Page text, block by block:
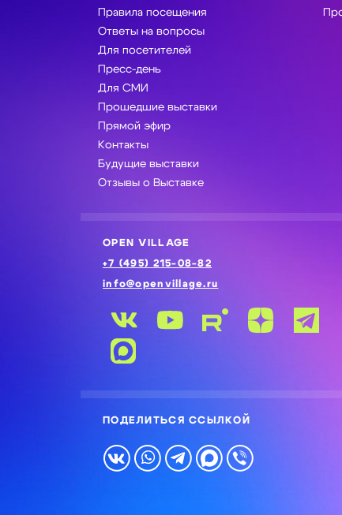
Правила посещения
Ответы на вопросы
Для посетителей
Пресс-день
Для СМИ
Прошедшие выставки
Прямой эфир
Контакты
Будущие выставки
Отзывы о Выставке
OPEN VILLAGE
+7 (495) 215-08-82
info@openvillage.ru
ПОДЕЛИТЬСЯ ССЫЛКОЙ